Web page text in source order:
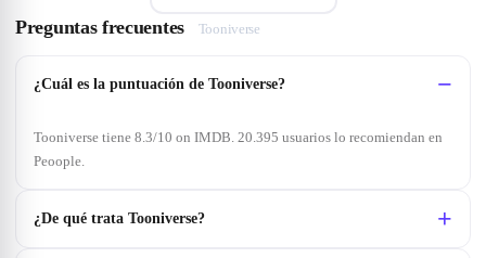
Preguntas frecuentes Tooniverse
¿Cuál es la puntuación de Tooniverse?
Tooniverse tiene 8.3/10 on IMDB. 20.395 usuarios lo recomiendan en
Peoople.
¿De qué trata Tooniverse?